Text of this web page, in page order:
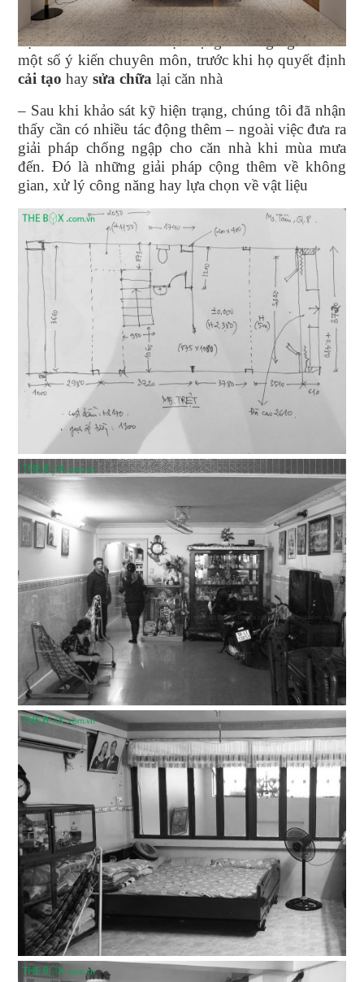
– Để khắc phục tình trạng này, khách hàng đã liên
hệThe Box khảo sát hiện trạng và lắng nghe thêm
một số ý kiến chuyên môn, trước khi họ quyết định
cải tạo haysửa chữa lại căn nhà
– Sau khi khảo sát kỹ hiện trạng, chúng tôi đã nhận
thấy cần có nhiều tác động thêm – ngoài việc đưa ra
giải pháp chống ngập cho căn nhà khi mùa mưa
đến. Đó là những giải pháp cộng thêm về không
gian, xử lý công năng hay lựa chọn về vật liệu